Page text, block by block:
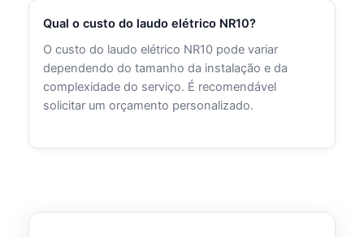
Qual o custo do laudo elétrico NR10?
O custo do laudo elétrico NR10 pode variar
dependendo do tamanho da instalação e da
complexidade do serviço. É recomendável
solicitar um orçamento personalizado.